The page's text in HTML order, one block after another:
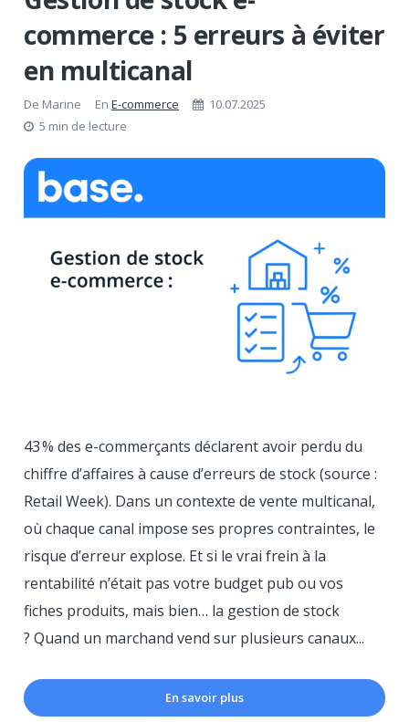
commerce : 5 erreurs à éviter
en multicanal
De Marine En E-commerce
10.07.2025
5 min de lecture
43 % des e-commerçants déclarent avoir perdu du
chiffre d’affaires à cause d’erreurs de stock (source :
Retail Week). Dans un contexte de vente multicanal,
où chaque canal impose ses propres contraintes, le
risque d’erreur explose. Et si le vrai frein à la
rentabilité n’était pas votre budget pub ou vos
fiches produits, mais bien… la gestion de stock
? Quand un marchand vend sur plusieurs canaux...
En savoir plus